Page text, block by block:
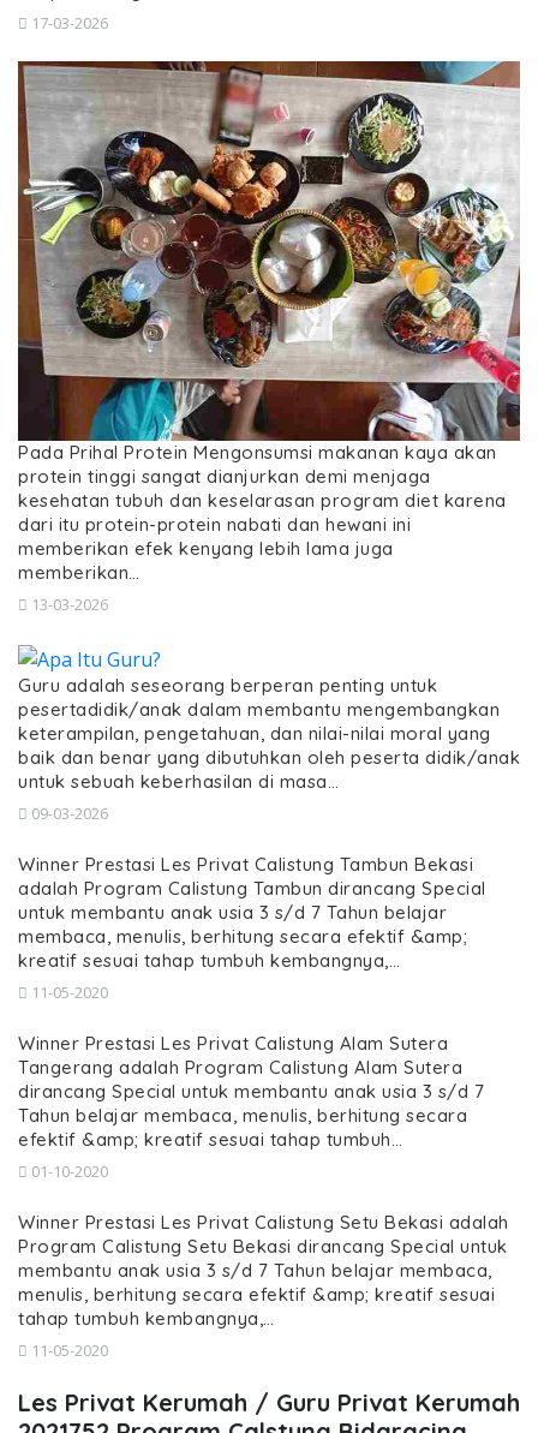
17-03-2026
Pada Prihal Protein Mengonsumsi makanan kaya akan
protein tinggi sangat dianjurkan demi menjaga
kesehatan tubuh dan keselarasan program diet karena
dari itu protein-protein nabati dan hewani ini
memberikan efek kenyang lebih lama juga
memberikan…
13-03-2026
Guru adalah seseorang berperan penting untuk
pesertadidik/anak dalam membantu mengembangkan
keterampilan, pengetahuan, dan nilai-nilai moral yang
baik dan benar yang dibutuhkan oleh peserta didik/anak
untuk sebuah keberhasilan di masa…
09-03-2026
Winner Prestasi Les Privat Calistung Tambun Bekasi
adalah Program Calistung Tambun dirancang Special
untuk membantu anak usia 3 s/d 7 Tahun belajar
membaca, menulis, berhitung secara efektif &amp;
kreatif sesuai tahap tumbuh kembangnya,…
11-05-2020
Winner Prestasi Les Privat Calistung Alam Sutera
Tangerang adalah Program Calistung Alam Sutera
dirancang Special untuk membantu anak usia 3 s/d 7
Tahun belajar membaca, menulis, berhitung secara
efektif &amp; kreatif sesuai tahap tumbuh…
01-10-2020
Winner Prestasi Les Privat Calistung Setu Bekasi adalah
Program Calistung Setu Bekasi dirancang Special untuk
membantu anak usia 3 s/d 7 Tahun belajar membaca,
menulis, berhitung secara efektif &amp; kreatif sesuai
tahap tumbuh kembangnya,…
11-05-2020
Les Privat Kerumah / Guru Privat Kerumah